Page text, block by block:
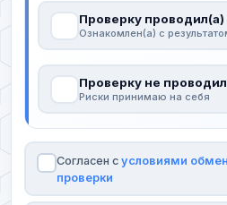
Проверку проводил(а)
Ознакомлен(а) с
Проверку не
Риски принимаю на себя
Согласен с условиями
проверки